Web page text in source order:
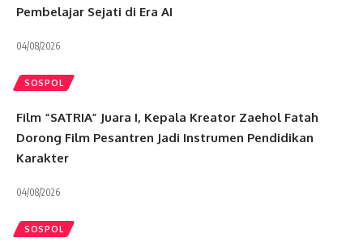
Pembelajar Sejati di Era AI
04/08/2026
SOSPOL
Film “SATRIA” Juara I, Kepala Kreator Zaehol Fatah
Dorong Film Pesantren Jadi Instrumen Pendidikan
Karakter
04/08/2026
SOSPOL